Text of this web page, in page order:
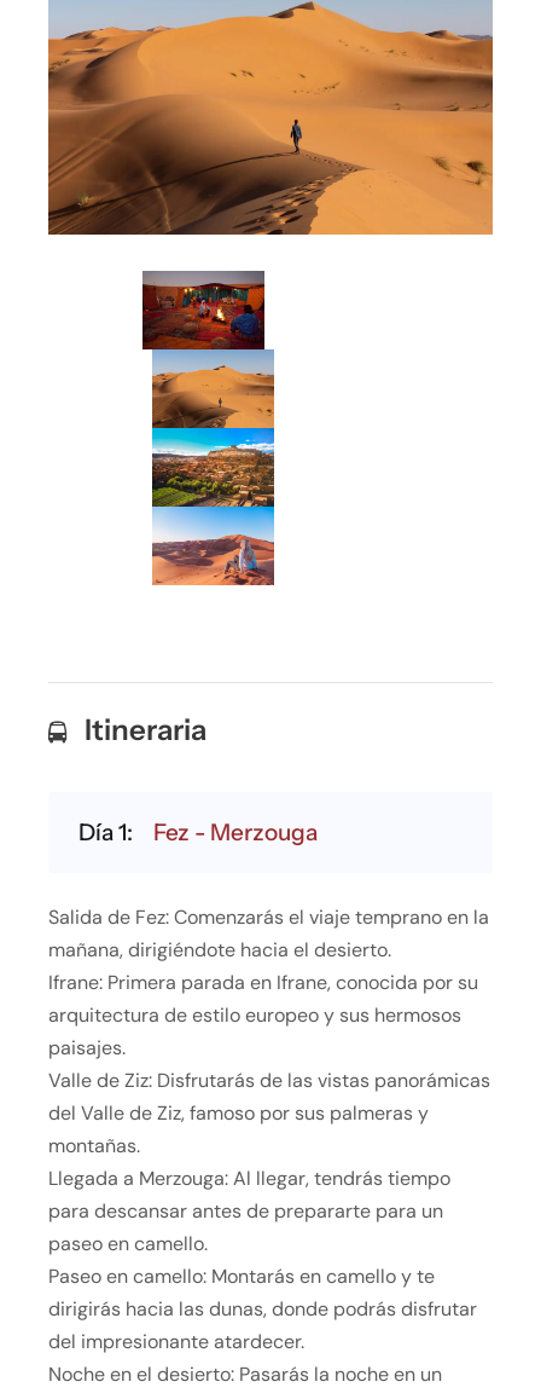
Itineraria
Día 1: Fez - Merzouga
Salida de Fez: Comenzarás el viaje temprano en la
mañana, dirigiéndote hacia el desierto.
Ifrane: Primera parada en Ifrane, conocida por su
arquitectura de estilo europeo y sus hermosos
paisajes.
Valle de Ziz: Disfrutarás de las vistas panorámicas
del Valle de Ziz, famoso por sus palmeras y
montañas.
Llegada a Merzouga: Al llegar, tendrás tiempo
para descansar antes de prepararte para un
paseo en camello.
Paseo en camello: Montarás en camello y te
dirigirás hacia las dunas, donde podrás disfrutar
del impresionante atardecer.
Noche en el desierto: Pasarás la noche en un